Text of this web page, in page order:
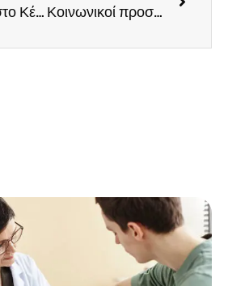
Επίσκεψη στο Κέντρο Κοινωνικής Πρόνοιας Περ. Κρήτης Κοινωνικοί προσδιοριστές της υγείας